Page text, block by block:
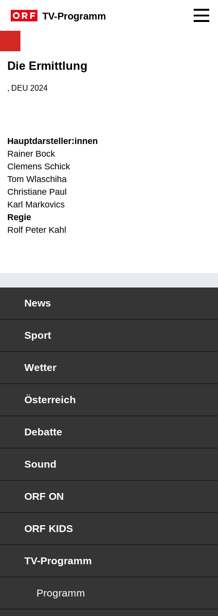
TV-Programm
Die Ermittlung
Produktionsland: DEU
, DEU
Produktionsjahr: 2024
2024
Hauptdarsteller:innen
Rainer Bock
Clemens Schick
Tom Wlaschiha
Christiane Paul
Karl Markovics
Regie
Rolf Peter Kahl
News
Sport
Wetter
Österreich
Debatte
Sound
ORF ON
ORF KIDS
TV-Programm
Programm